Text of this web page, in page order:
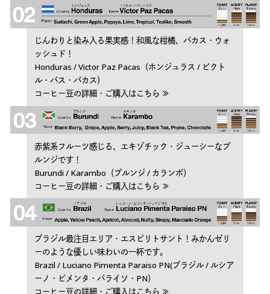
じんわりと染み入る果実感！和風な柑橘、パカス・ウォ
ッシュド！
Honduras / Victor Paz Pacas（ホンジュラス / ビクト
ル・パス・パカス）
コーヒー豆の詳細・ご購入はこちら ≫
赤紫系フルーツ感じる、エキゾチック・ジューシーなブ
ルンジです！
Burundi / Karambo（ブルンジ / カランボ）
コーヒー豆の詳細・ご購入はこちら ≫
ブラジル最注目エリア・エスピリトサント！みかんゼリ
ーのような優しい味わいの一杯です。
Brazil / Luciano Pimenta Paraiso PN(ブラジル / ルシア
ーノ・ピメンタ・パライソ・PN）
コーヒー豆の詳細・ご購入はこちら ≫